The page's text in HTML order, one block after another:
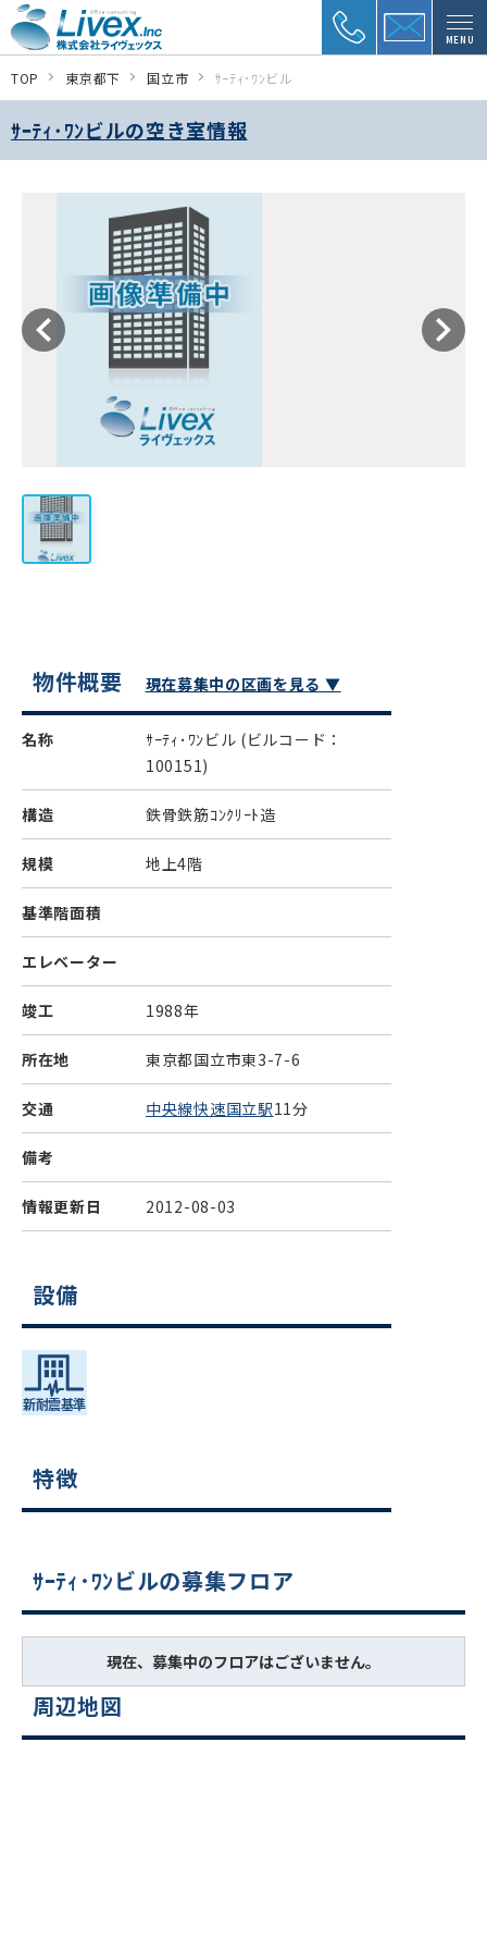
MENU
TOP 東京都下 国立市 ｻｰﾃｨ･ﾜﾝビル
ｻｰﾃｨ･ﾜﾝビルの空き室情報
物件概要 現在募集中の区画を見る ▼
名称 ｻｰﾃｨ･ﾜﾝビル (ビルコード：
100151)
構造 鉄骨鉄筋ｺﾝｸﾘｰﾄ造
規模 地上4階
基準階面積
エレベーター
竣工 1988年
所在地 東京都国立市東3-7-6
交通 中央線快速国立駅11分
備考
情報更新日 2012-08-03
設備
特徴
ｻｰﾃｨ･ﾜﾝビルの募集フロア
現在、募集中のフロアはございません。
周辺地図